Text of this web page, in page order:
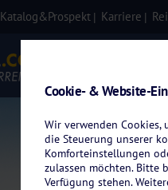
Katalog&Prospekt Karriere
Cookie- & Website-
Wir verwenden Cookies,
die Steuerung unserer
Komforteinstellungen
zulassen möchten. Bitte
Verfügung stehen.